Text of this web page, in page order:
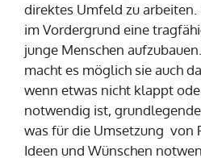
direktes Umfeld zu arbeiten.
im Vordergrund eine
junge Menschen
macht es möglich sie auch
wenn etwas nicht klappt
notwendig ist,
was für die Umsetzung von
Ideen und Wünschen